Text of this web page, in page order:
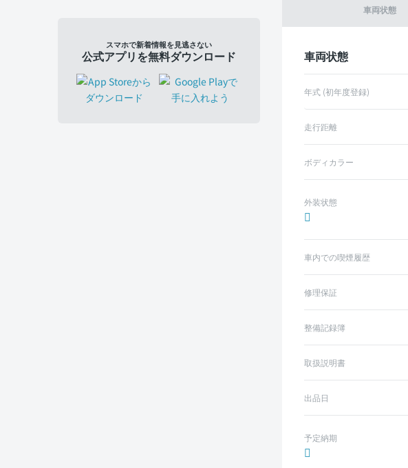
車両状態
車両状態
年式 (初年度登録)
走行距離
ボディカラー
外装状態
車内での喫煙履歴
修理保証
整備記録簿
取扱説明書
出品日
予定納期
スマホで新着情報を見逃さない
公式アプリを無料ダウンロード